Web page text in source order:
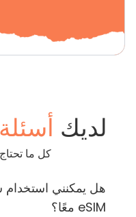
لديك
كل ما
eSIM معًا؟